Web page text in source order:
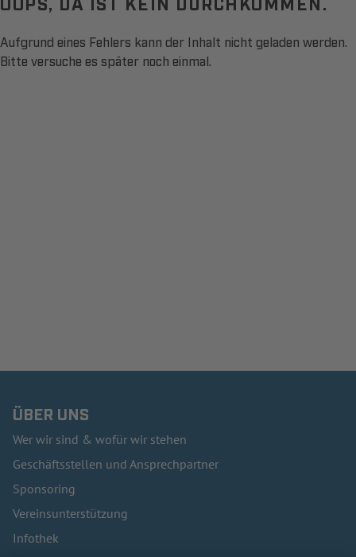
Aufgrund eines Fehlers kann der Inhalt nicht geladen werden.
Bitte versuche es später noch einmal.
ÜBER UNS
Wer wir sind & wofür wir stehen
Geschäftsstellen und Ansprechpartner
Sponsoring
Vereinsunterstützung
Infothek